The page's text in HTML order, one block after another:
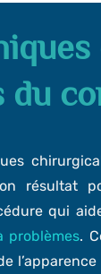
du
résultat
qui
problèmes.
l’apparence